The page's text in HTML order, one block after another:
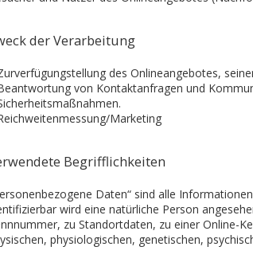
der Verarbeitung
des Onlineangebotes,
von Kontaktanfragen und
Marketing
Begrifflichkeiten
Daten“ sind alle
wird eine natürliche Person
zu Standortdaten, zu einer Online-
physiologischen, genetischen,